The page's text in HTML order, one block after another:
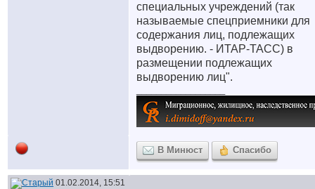
специальных учреждений (так
называемые спецприемники для
содержания лиц, подлежащих
выдворению. - ИТАР-ТАСС) в
размещении подлежащих
выдворению лиц".
В Минюст Спасибо
01.02.2014, 15:51